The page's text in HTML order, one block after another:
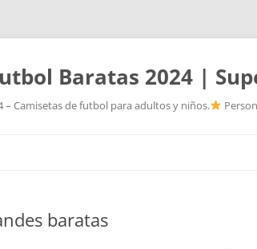
Baratas 2024 |
– Camisetas de futbol para adultos y niños.
baratas